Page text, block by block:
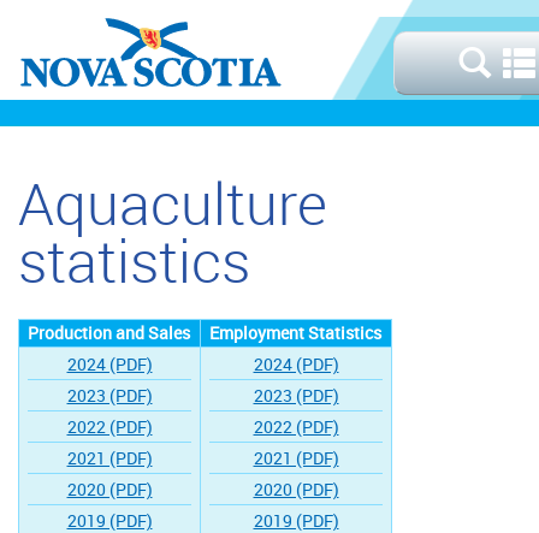
Aquaculture
statistics
Production and Sales
Employment Statistics
2024 (PDF)
2023 (PDF)
2022 (PDF)
2021 (PDF)
2020 (PDF)
2019 (PDF)
2024 (PDF)
2023 (PDF)
2022 (PDF)
2021 (PDF)
2020 (PDF)
2019 (PDF)